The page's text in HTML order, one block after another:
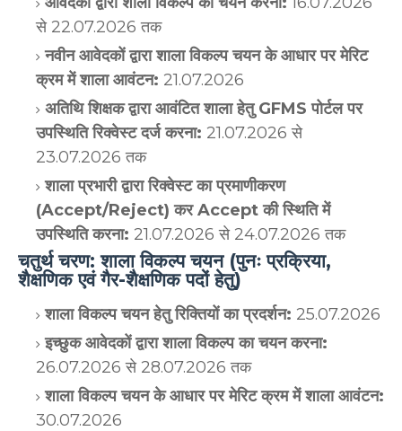
से 22.07.2026 तक
नवीन आवेदकों द्वारा शाला विकल्प चयन के आधार पर मेरिट
क्रम में शाला आवंटन: 21.07.2026
अतिथि शिक्षक द्वारा आवंटित शाला हेतु GFMS पोर्टल पर
उपस्थिति रिक्वेस्ट दर्ज करना: 21.07.2026 से
23.07.2026 तक
शाला प्रभारी द्वारा रिक्वेस्ट का प्रमाणीकरण
(Accept/Reject) कर Accept की स्थिति में
उपस्थिति करना: 21.07.2026 से 24.07.2026 तक
चतुर्थ चरण: शाला विकल्प चयन (पुनः प्रक्रिया,
शैक्षणिक एवं गैर-शैक्षणिक पदों हेतु)
शाला विकल्प चयन हेतु रिक्तियों का प्रदर्शन: 25.07.2026
इच्छुक आवेदकों द्वारा शाला विकल्प का चयन करना:
26.07.2026 से 28.07.2026 तक
शाला विकल्प चयन के आधार पर मेरिट क्रम में शाला आवंटन:
30.07.2026